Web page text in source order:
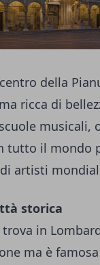
della
ricca di
musicali,
tutto il mondo
artisti
storica
trova in
ma è